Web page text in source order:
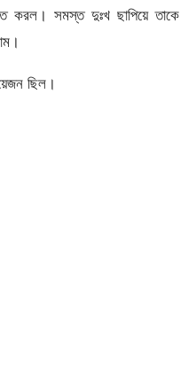
করল। সমস্ত দুঃখ ছাপিয়ে তাকে
ছিল।